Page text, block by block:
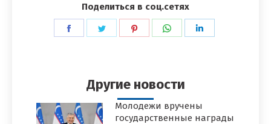
Поделиться в соц.сетях
ПоделитьсяПоделитьсяПоделитьсяПоделиться
Другие новости
Молодежи вручены
государственные награды